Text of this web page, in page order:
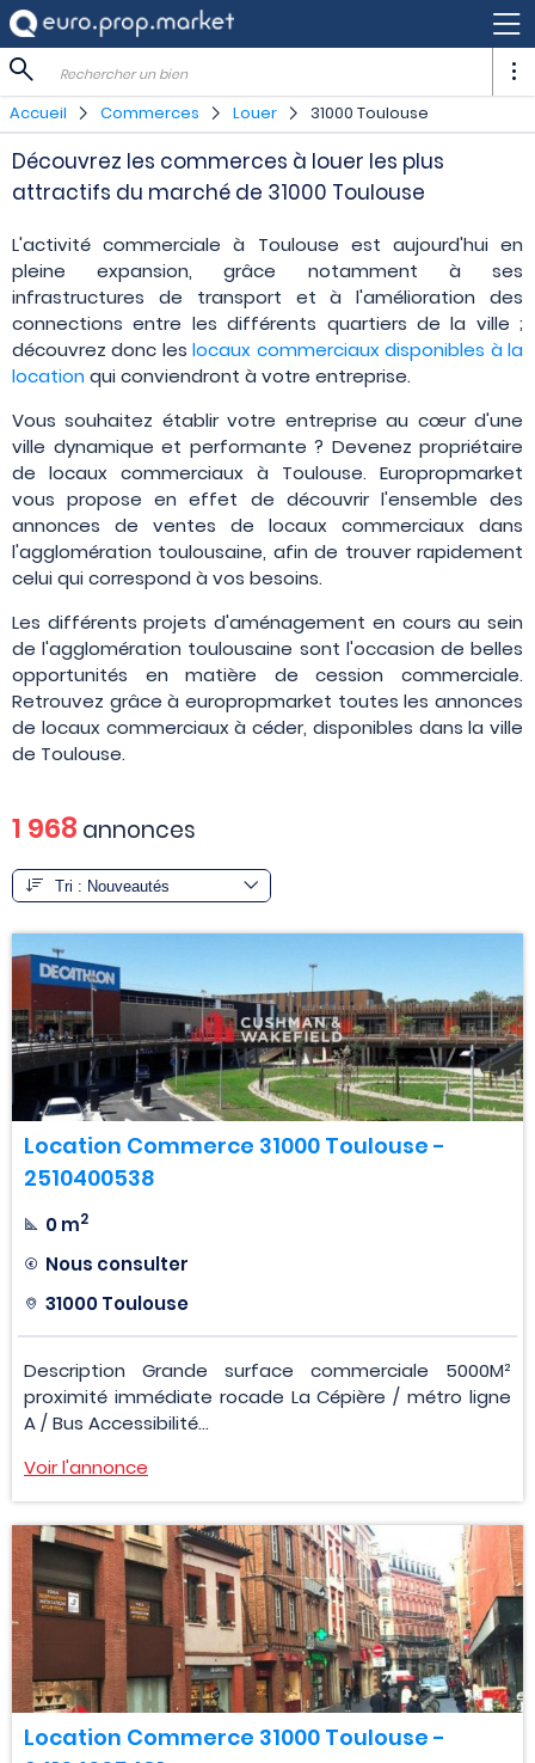
Rechercher un bien
Accueil Commerces Louer 31000 Toulouse
Découvrez les commerces à louer les plus
attractifs du marché de 31000 Toulouse
L'activité commerciale à Toulouse est aujourd'hui en
pleine expansion, grâce notamment à ses
infrastructures de transport et à l'amélioration des
connections entre les différents quartiers de la ville ;
découvrez donc leslocaux commerciaux disponibles à la
locationqui conviendront à votre entreprise.
Vous souhaitez établir votre entreprise au cœur d'une
ville dynamique et performante ? Devenez propriétaire
de locaux commerciaux à Toulouse. Europropmarket
vous propose en effet de découvrir l'ensemble des
annonces de ventes de locaux commerciaux dans
l'agglomération toulousaine, afin de trouver rapidement
celui qui correspond à vos besoins.
Les différents projets d'aménagement en cours au sein
de l'agglomération toulousaine sont l'occasion de belles
opportunités en matière de cession commerciale.
Retrouvez grâce à europropmarket toutes les annonces
de locaux commerciaux à céder, disponibles dans la ville
de Toulouse.
1 968 annonces
Location Commerce 31000 Toulouse -
2510400538
0 m2
Nous consulter
31000 Toulouse
Description Grande surface commerciale 5000M²
proximité immédiate rocade La Cépière / métro ligne
A / Bus Accessibilité...
Voir l'annonce
Location Commerce 31000 Toulouse -